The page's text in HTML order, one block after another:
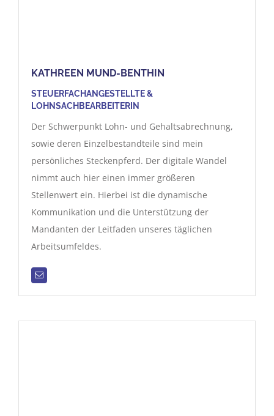
KATHREEN MUND-BENTHIN
STEUERFACHANGESTELLTE &
LOHNSACHBEARBEITERIN
Der Schwerpunkt Lohn- und Gehaltsabrechnung,
sowie deren Einzelbestandteile sind mein
persönliches Steckenpferd. Der digitale Wandel
nimmt auch hier einen immer größeren
Stellenwert ein. Hierbei ist die dynamische
Kommunikation und die Unterstützung der
Mandanten der Leitfaden unseres täglichen
Arbeitsumfeldes.